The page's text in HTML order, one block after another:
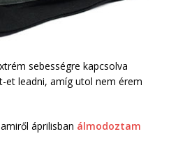
sebességre kapcsolva
et leadni, amíg utol nem érem
áprilisban álmodoztam